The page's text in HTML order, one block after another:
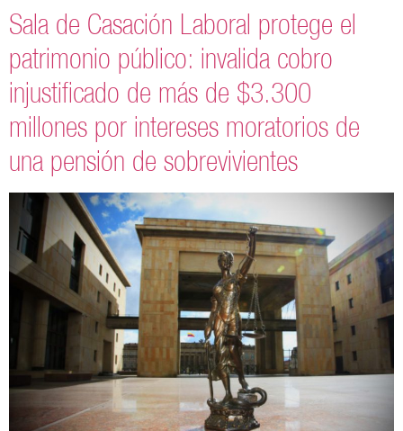
Sala de Casación Laboral protege el
patrimonio público: invalida cobro
injustificado de más de $3.300
millones por intereses moratorios de
una pensión de sobrevivientes